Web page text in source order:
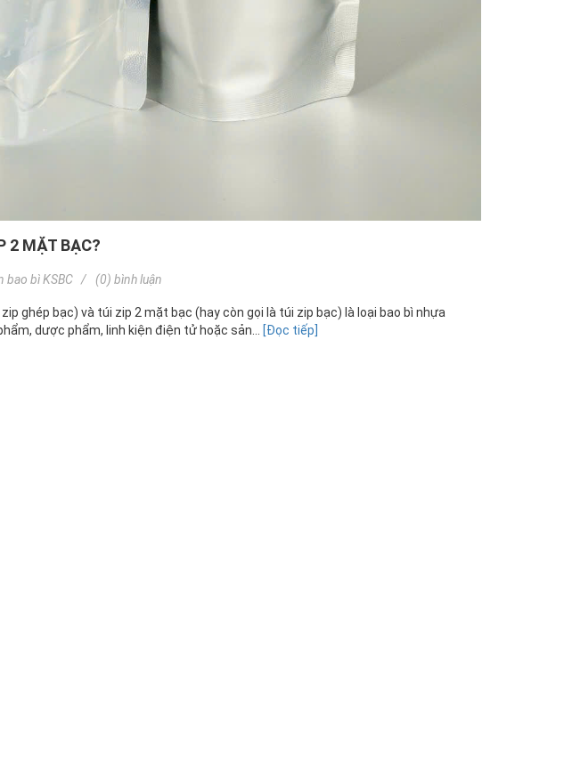
2 MẶT BẠC?
bao bì KSBC (0) bình luận
ghép bạc) và túi zip 2 mặt bạc (hay còn gọi là túi zip bạc) là loại bao bì nhựa
dược phẩm, linh kiện điện tử hoặc sản...
[Đọc tiếp]